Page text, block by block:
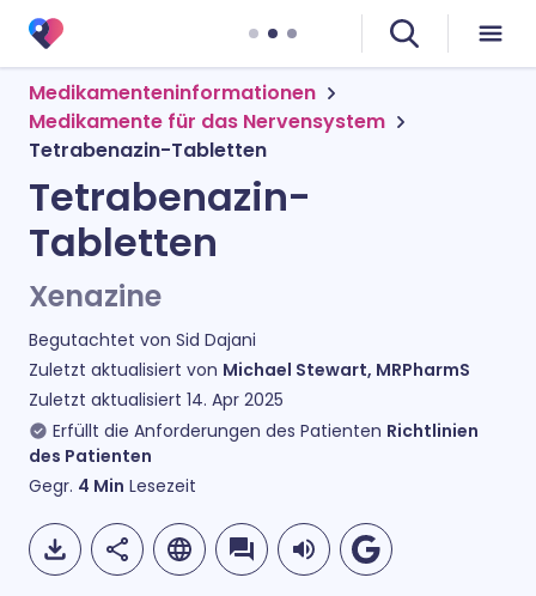
Medikamenteninformationen
Medikamente für das Nervensystem
Tetrabenazin-Tabletten
Tetrabenazin-
Tabletten
Xenazine
Begutachtet von Sid Dajani
Zuletzt aktualisiert von Michael Stewart, MRPharmS
Zuletzt aktualisiert 14. Apr 2025
Erfüllt die Anforderungen des Patienten Richtlinien
des Patienten
Gegr. 4 Min Lesezeit